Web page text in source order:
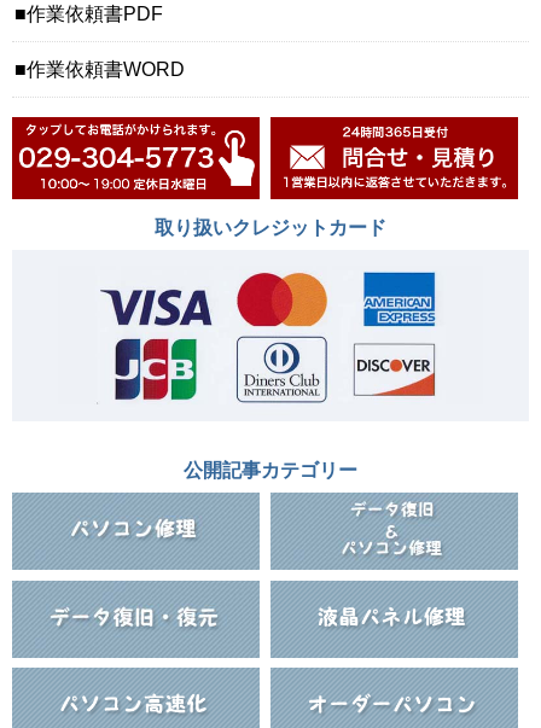
作業依頼書PDF
作業依頼書WORD
取り扱いクレジットカード
公開記事カテゴリー